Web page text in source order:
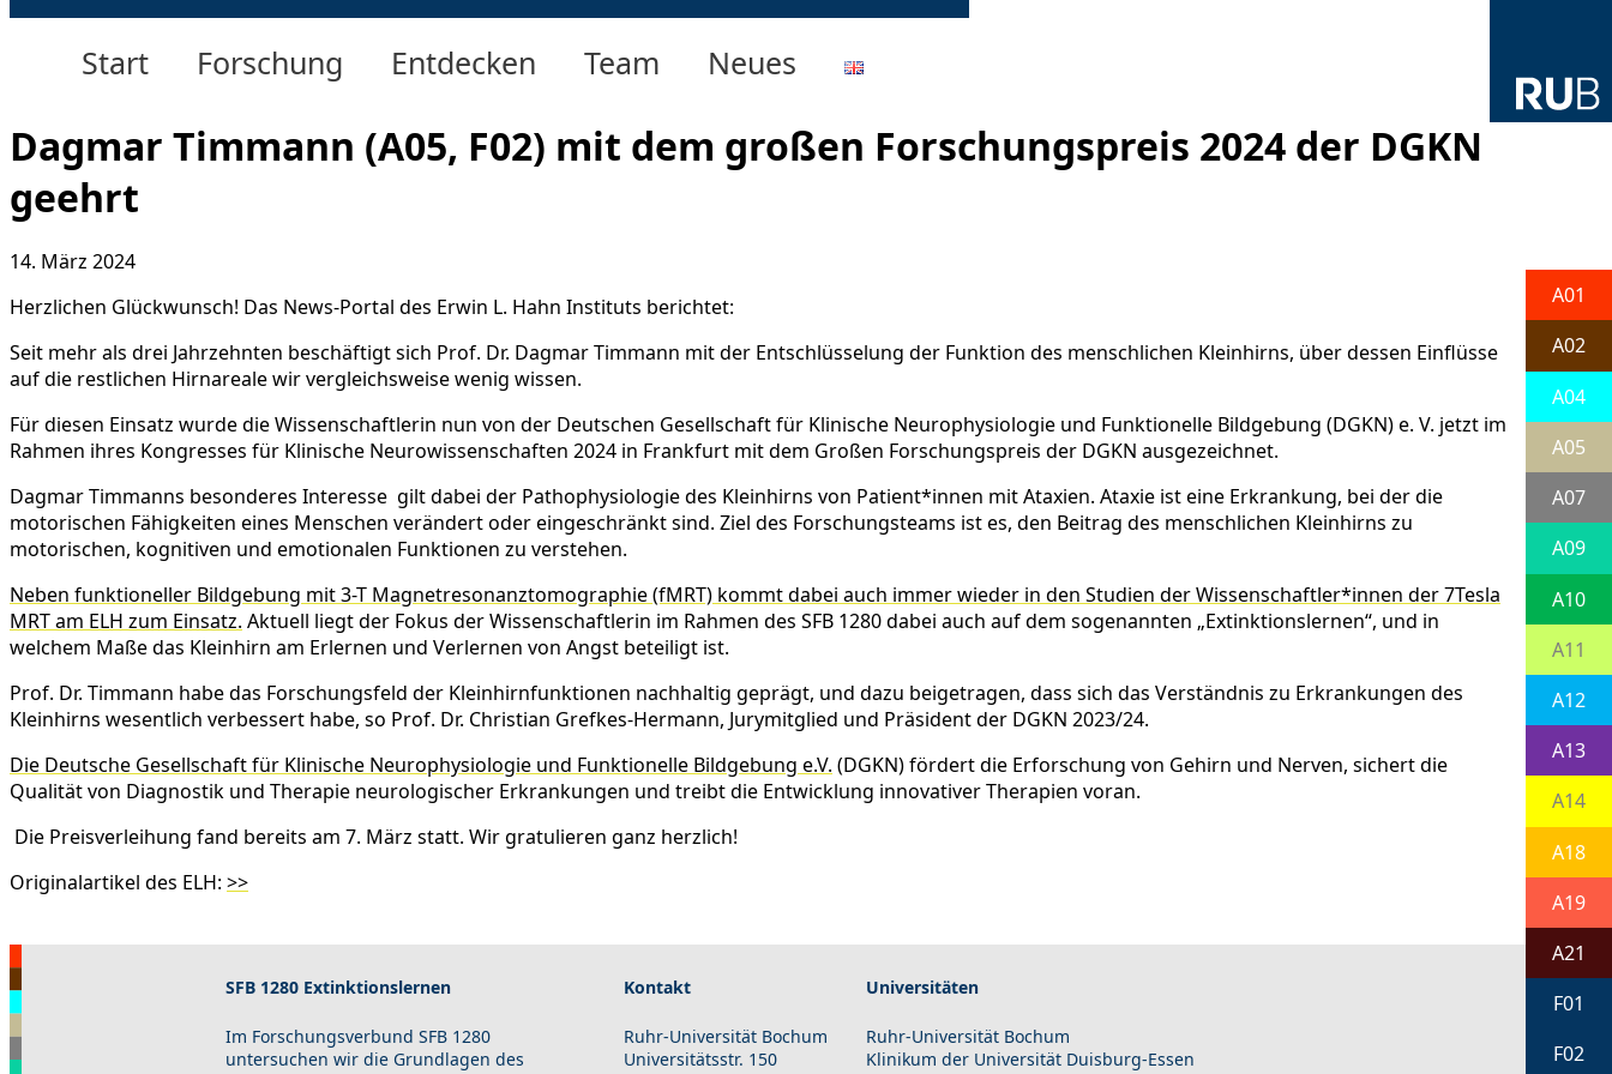
Start Forschung Entdecken Team Neues
A01
A02
A04
A05
A07
A09
A10
A11
A12
A13
A14
A18
A19
A21
F01
F02
Dagmar Timmann (A05, F02) mit dem großen Forschungspreis 2024 der DGKN
geehrt
14. März 2024
Herzlichen Glückwunsch! Das News-Portal des Erwin L. Hahn Instituts berichtet:
Seit mehr als drei Jahrzehnten beschäftigt sich Prof. Dr. Dagmar Timmann mit der Entschlüsselung der Funktion des menschlichen Kleinhirns, über dessen Einflüsse
auf die restlichen Hirnareale wir vergleichsweise wenig wissen.
Für diesen Einsatz wurde die Wissenschaftlerin nun von der Deutschen Gesellschaft für Klinische Neurophysiologie und Funktionelle Bildgebung (DGKN) e. V. jetzt im
Rahmen ihres Kongresses für Klinische Neurowissenschaften 2024 in Frankfurt mit dem Großen Forschungspreis der DGKN ausgezeichnet.
Dagmar Timmanns besonderes Interesse gilt dabei der Pathophysiologie des Kleinhirns von Patient*innen mit Ataxien. Ataxie ist eine Erkrankung, bei der die
motorischen Fähigkeiten eines Menschen verändert oder eingeschränkt sind. Ziel des Forschungsteams ist es, den Beitrag des menschlichen Kleinhirns zu
motorischen, kognitiven und emotionalen Funktionen zu verstehen.
Neben funktioneller Bildgebung mit 3-T Magnetresonanztomographie (fMRT) kommt dabei auch immer wieder in den Studien der Wissenschaftler*innen der 7Tesla
MRT am ELH zum Einsatz. Aktuell liegt der Fokus der Wissenschaftlerin im Rahmen des SFB 1280 dabei auch auf dem sogenannten „Extinktionslernen“, und in
welchem Maße das Kleinhirn am Erlernen und Verlernen von Angst beteiligt ist.
Prof. Dr. Timmann habe das Forschungsfeld der Kleinhirnfunktionen nachhaltig geprägt, und dazu beigetragen, dass sich das Verständnis zu Erkrankungen des
Kleinhirns wesentlich verbessert habe, so Prof. Dr. Christian Grefkes-Hermann, Jurymitglied und Präsident der DGKN 2023/24.
Die Deutsche Gesellschaft für Klinische Neurophysiologie und Funktionelle Bildgebung e.V. (DGKN) fördert die Erforschung von Gehirn und Nerven, sichert die
Qualität von Diagnostik und Therapie neurologischer Erkrankungen und treibt die Entwicklung innovativer Therapien voran.
Die Preisverleihung fand bereits am 7. März statt. Wir gratulieren ganz herzlich!
Originalartikel des ELH: >>
SFB 1280 Extinktionslernen Kontakt Universitäten
Im Forschungsverbund SFB 1280
untersuchen wir die Grundlagen des
Ruhr-Universität Bochum
Universitätsstr. 150
Ruhr-Universität Bochum
Klinikum der Universität Duisburg-Essen